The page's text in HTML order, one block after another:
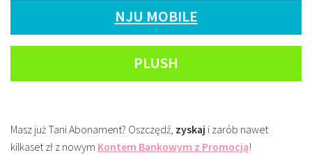
NJU MOBILE
PLUSH
Masz już Tani Abonament? Oszczędź, zyskaj i zarób nawet
kilkaset zł z nowym Kontem Bankowym z Promocją!